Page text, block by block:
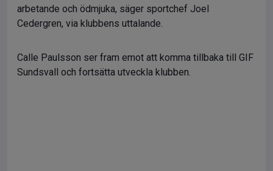
arbetande och ödmjuka, säger sportchef Joel
Cedergren, via klubbens uttalande.
Calle Paulsson ser fram emot att komma tillbaka till GIF
Sundsvall och fortsätta utveckla klubben.